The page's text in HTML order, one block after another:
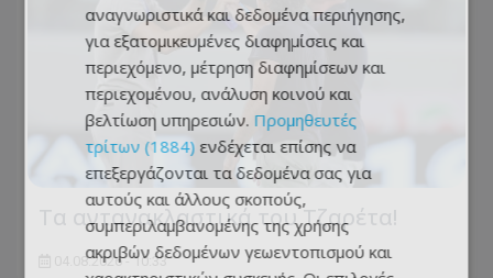
Τα αντανακλαστικά του Τζαρέτα!
04.08.2026 - 10:33
αναγνωριστικά και δεδομένα περιήγησης,
για εξατομικευμένες διαφημίσεις και
περιεχόμενο, μέτρηση διαφημίσεων και
περιεχομένου, ανάλυση κοινού και
βελτίωση υπηρεσιών. Προμηθευτές
τρίτων (1884) ενδέχεται επίσης να
επεξεργάζονται τα δεδομένα σας για
αυτούς και άλλους σκοπούς,
συμπεριλαμβανομένης της χρήσης
ακριβών δεδομένων γεωεντοπισμού και